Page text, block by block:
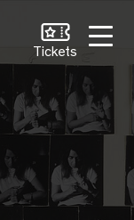
Tickets